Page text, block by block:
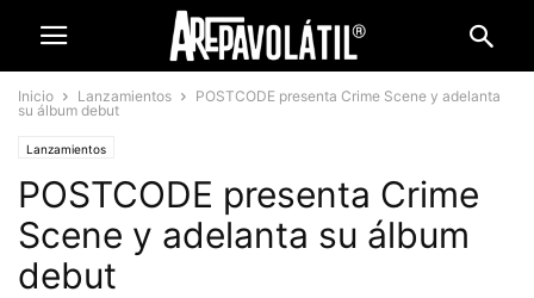
Inicio Lanzamientos
POSTCODE presenta Crime Scene y adelanta
su álbum debut
Lanzamientos
POSTCODE presenta Crime
Scene y adelanta su álbum
debut